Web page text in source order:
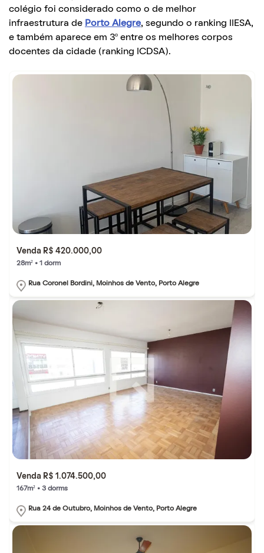
colégio foi considerado como o de melhor
infraestrutura de Porto Alegre, segundo o ranking IIESA,
e também aparece em 3º entre os melhores corpos
docentes da cidade (ranking ICDSA).
Venda R$ 420.000,00
28m² • 1 dorm
Rua Coronel Bordini, Moinhos de Vento, Porto Alegre
Venda R$ 1.074.500,00
167m² • 3 dorms
Rua 24 de Outubro, Moinhos de Vento, Porto Alegre